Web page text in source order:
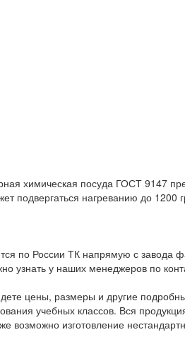
химическая посуда ГОСТ 9147
подвергаться нагреванию до
по России ТК напрямую с
у наших менеджеров по
цены, размеры и другие
учебных классов. Вся
возможно изготовление